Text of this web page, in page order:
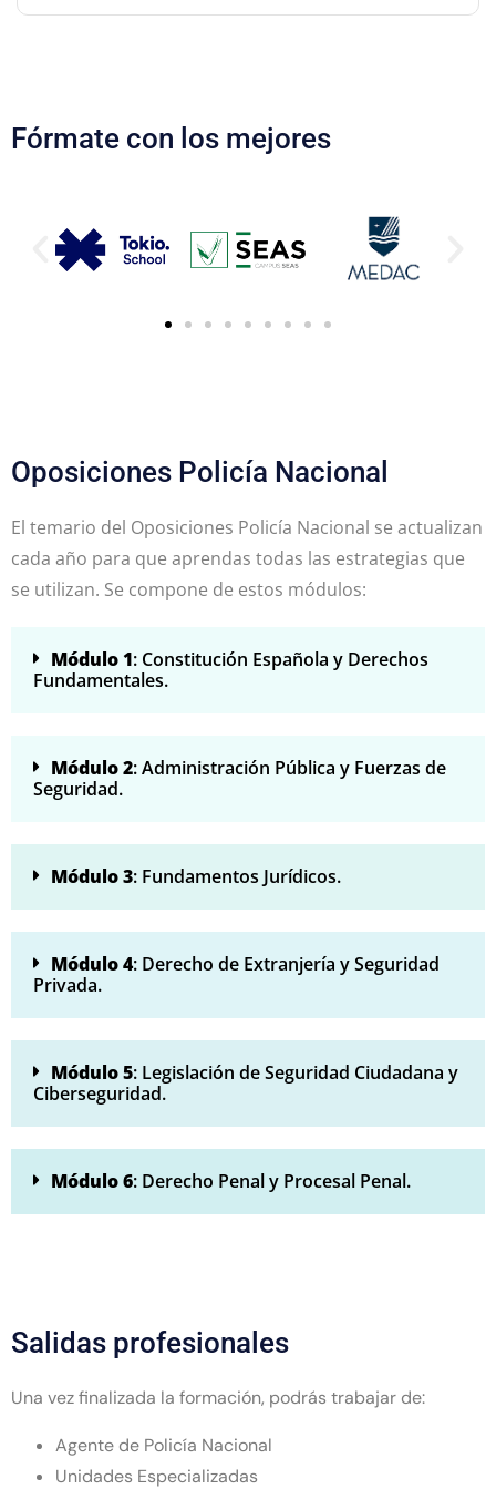
Fórmate con los mejores
Oposiciones Policía Nacional
El temario del Oposiciones Policía Nacional se actualizan
cada año para que aprendas todas las estrategias que
se utilizan. Se compone de estos módulos:
Módulo 1: Constitución Española y Derechos
Fundamentales.
Módulo 2: Administración Pública y Fuerzas de
Seguridad.
Módulo 3: Fundamentos Jurídicos.
Módulo 4: Derecho de Extranjería y Seguridad
Privada.
Módulo 5: Legislación de Seguridad Ciudadana y
Ciberseguridad.
Módulo 6: Derecho Penal y Procesal Penal.
Salidas profesionales
Una vez finalizada la formación, podrás trabajar de:
Agente de Policía Nacional
Unidades Especializadas